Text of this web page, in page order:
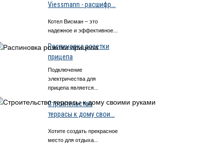
Viessmann - расшифр...
Котел Висман – это
надежное и эффективное...
Распиновка розетки
прицепа
Подключение
электричества для
прицепа является...
Строительство
террасы к дому свои...
Хотите создать прекрасное
место для отдыха...